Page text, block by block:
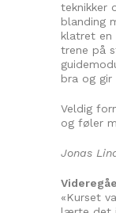
teknikker
blanding
klatret en
trene på
bra og gir
Veldig
og føler
«Kurset